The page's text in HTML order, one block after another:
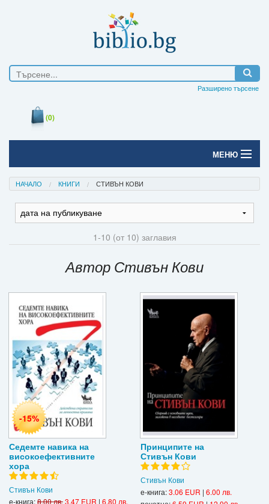
Разширено търсене
(0)
МЕНЮ
Начало
Печатни книги
Подаръци
Ваучери
Промоции
Контакти
Вход
Регистрация
НАЧАЛО КНИГИ СТИВЪН КОВИ
1-10 (от 10) заглавия
Автор Стивън Кови
-15%
Седемте навика на
високоефективните
хора
Стивън Кови
е-книга:8.00 лв.3.47 EUR | 6.80 лв.
Принципите на
Стивън Кови
Стивън Кови
е-книга:3.06 EUR | 6.00 лв.